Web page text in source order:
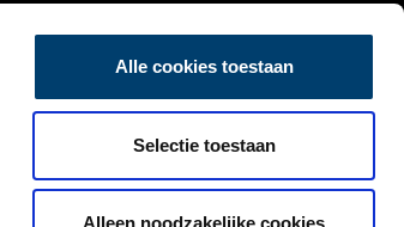
Alle cookies toestaan
Selectie toestaan
Alleen noodzakelijke cookies